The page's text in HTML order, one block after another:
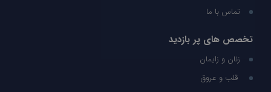
تماس با ما
تخصص های پر بازدید
زنان و زایمان
قلب و عروق